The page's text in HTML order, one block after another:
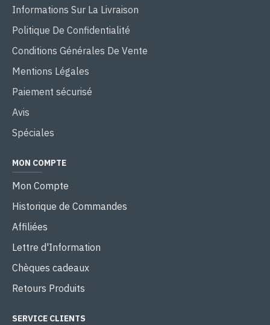
Informations Sur La Livraison
Politique De Confidentialité
Conditions Générales De Vente
Mentions Légales
Paiement sécurisé
Avis
Spéciales
MON COMPTE
Mon Compte
Historique de Commandes
Affiliées
Lettre d'Information
Chèques cadeaux
Retours Produits
SERVICE CLIENTS